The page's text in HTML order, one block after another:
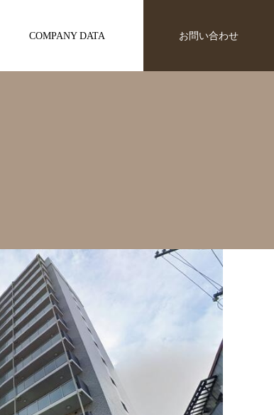
COMPANY DATA お問い合わせ